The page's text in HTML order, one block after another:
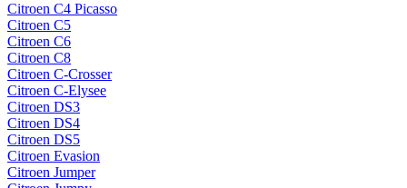
Citroen C4 Picasso
Citroen C5
Citroen C6
Citroen C8
Citroen C-Crosser
Citroen C-Elysee
Citroen DS3
Citroen DS4
Citroen DS5
Citroen Evasion
Citroen Jumper